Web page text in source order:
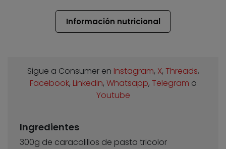
Información nutricional
Sigue a Consumer en Instagram, X, Threads,
Facebook, Linkedin, Whatsapp, Telegram o
Youtube
Ingredientes
300g de caracolillos de pasta tricolor